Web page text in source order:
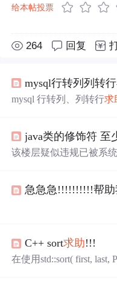
给本帖投票
264 回复
mysql行转列列转
mysql 行转列、列转行求
指标很多（例如h_score
java类的修饰符 至
该楼层疑似违规已被系
的值是：()A．0B．1C．
急急急!!!!!!!!!!帮助
C++ sort求助!!!
在使用std::sort( first,